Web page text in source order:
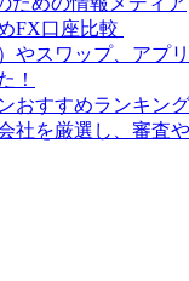
FX口座比較
やスワップ、アプ
！
おすすめランキング
社を厳選し、審査